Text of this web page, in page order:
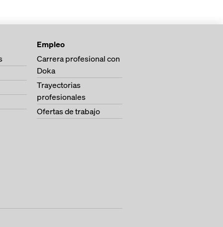
Empleo
Carrera profesional con
Doka
Trayectorias
profesionales
Ofertas de trabajo